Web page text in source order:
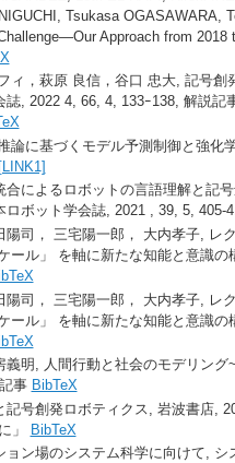
Tsukasa OGASAWARA,
Approach from
ィ，萩原 良信，谷口 忠大, 記号創
誌, 2022 4, 66, 4, 133ｰ138, 解説記
論に基づくモデル予測制御と強化
[LINK1]
合によるロボットの言語理解と記
ボット学会誌, 2021 , 39, 5, 405-
陽司， 三宅陽一郎， 大内孝子, レ
ール」 を軸に新たな知能と意識
陽司， 三宅陽一郎， 大内孝子, レ
ール」 を軸に新たな知能と意識
義明, 人間行動と社会のモデリン
事 BibTeX
号創発ロボティクス, 岩波書店,
」 BibTeX
ン場のシステム科学に向けて, シ